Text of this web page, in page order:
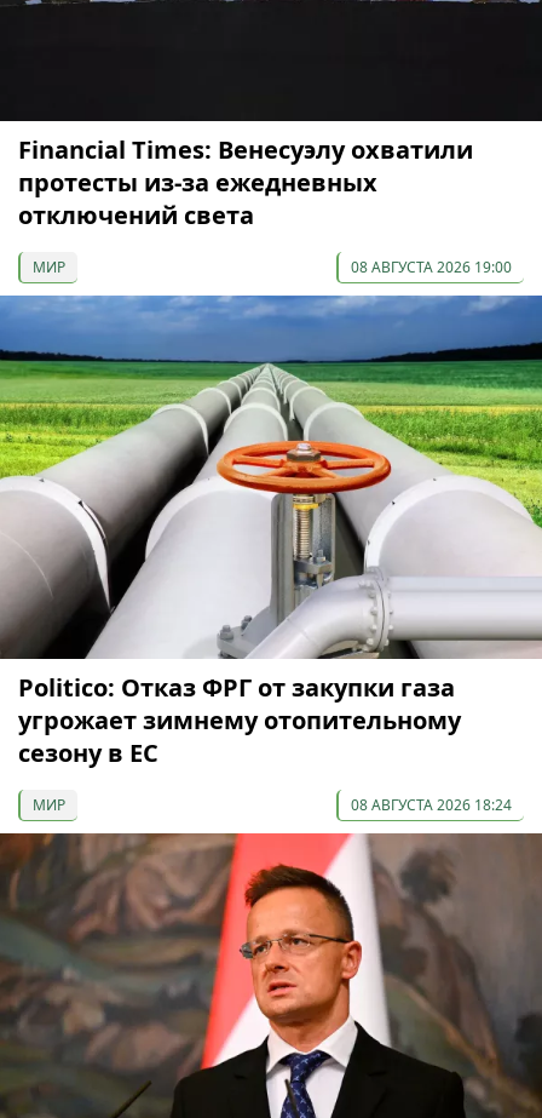
Financial Times: Венесуэлу охватили
протесты из-за ежедневных
отключений света
МИР 08 АВГУСТА 2026 19:00
Politico: Отказ ФРГ от закупки газа
угрожает зимнему отопительному
сезону в ЕС
МИР 08 АВГУСТА 2026 18:24